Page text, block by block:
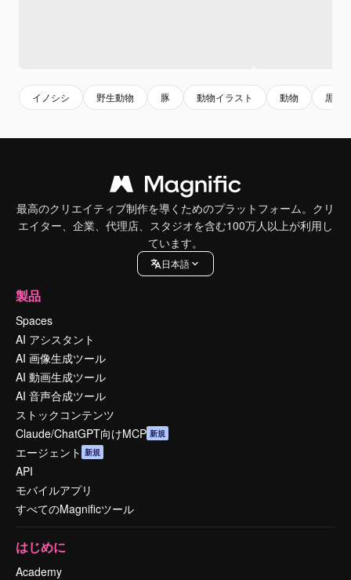
イノシシ 野生動物 豚 動物イラスト 動物 黒豚
最高のクリエイティブ制作を導くためのプラットフォーム。クリ
エイター、企業、代理店、スタジオを含む100万人以上が利用し
ています。
日本語
製品
Spaces
AI アシスタント
AI 画像生成ツール
AI 動画生成ツール
AI 音声合成ツール
ストックコンテンツ
Claude/ChatGPT向けMCP 新規
エージェント 新規
API
モバイルアプリ
すべてのMagnificツール
はじめに
Academy